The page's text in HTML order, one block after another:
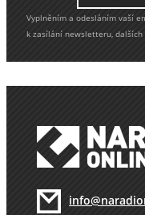
Vyplněním a odesláním vaší
k zasílání newsletteru,